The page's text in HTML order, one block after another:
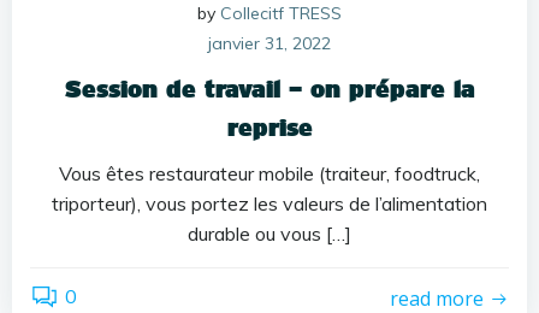
by Collecitf TRESS
janvier 31, 2022
Session de travail – on prépare la
reprise
Vous êtes restaurateur mobile (traiteur, foodtruck,
triporteur), vous portez les valeurs de l’alimentation
durable ou vous […]
0 read more